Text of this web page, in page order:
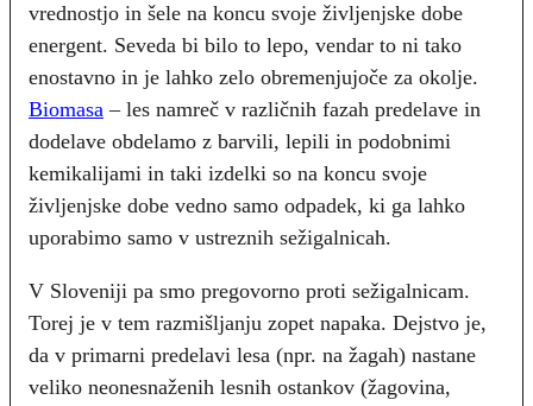
vrednostjo in šele na koncu svoje življenjske dobe
energent. Seveda bi bilo to lepo, vendar to ni tako
enostavno in je lahko zelo obremenjujoče za okolje.
Biomasa – les namreč v različnih fazah predelave in
dodelave obdelamo z barvili, lepili in podobnimi
kemikalijami in taki izdelki so na koncu svoje
življenjske dobe vedno samo odpadek, ki ga lahko
uporabimo samo v ustreznih sežigalnicah.
V Sloveniji pa smo pregovorno proti sežigalnicam.
Torej je v tem razmišljanju zopet napaka. Dejstvo je,
da v primarni predelavi lesa (npr. na žagah) nastane
veliko neonesnaženih lesnih ostankov (žagovina,